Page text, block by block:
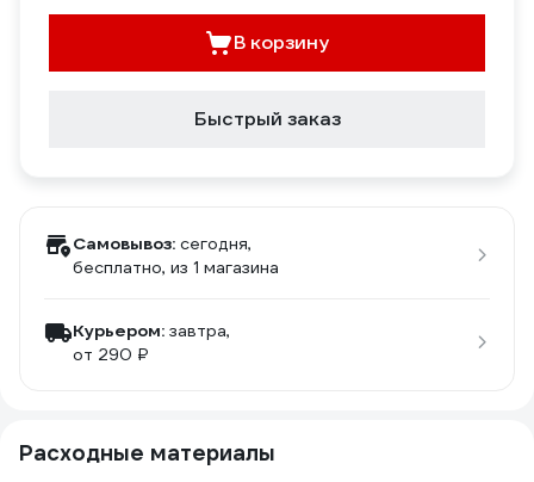
В корзину
Быстрый заказ
Самовывоз: сегодня,
бесплатно, из 1 магазина
Курьером: завтра,
от 290 ₽
Расходные материалы